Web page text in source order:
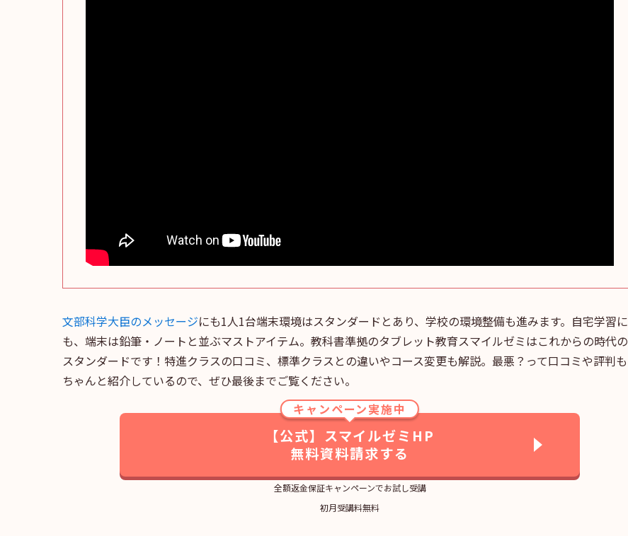
文部科学大臣のメッセージにも1人1台端末環境はスタンダードとあり、学校の環境整備も進みます。自宅学習に
も、端末は鉛筆・ノートと並ぶマストアイテム。教科書準拠のタブレット教育スマイルゼミはこれからの時代の
スタンダードです！特進クラスの口コミ、標準クラスとの違いやコース変更も解説。最悪？って口コミや評判も
ちゃんと紹介しているので、ぜひ最後までご覧ください。
キャンペーン実施中
【公式】スマイルゼミHP
無料資料請求する
全額返金保証キャンペーンでお試し受講
初月受講料無料